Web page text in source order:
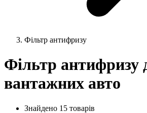
Фільтр антифризу
Фільтр антифризу
вантажних авто
Знайдено 15 товарів